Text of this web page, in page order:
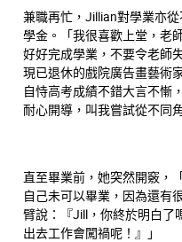
兼職再忙，Jillian對學業亦
學金。「我很喜歡上堂，老
好好完成學業，不要令老師
現已退休的戲院廣告畫藝術
自恃高考成績不錯大言不慚
耐心開導，叫我嘗試從不同
直至畢業前，她突然開竅，
自己未可以畢業，因為還有
臂說：『Jill，你終於明白了
出去工作會闖禍呢！』」